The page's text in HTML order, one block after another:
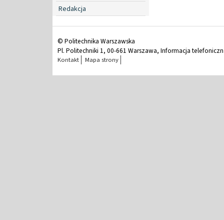
Redakcja
© Politechnika Warszawska
Pl. Politechniki 1, 00-661 Warszawa, Informacja
Kontakt Mapa strony